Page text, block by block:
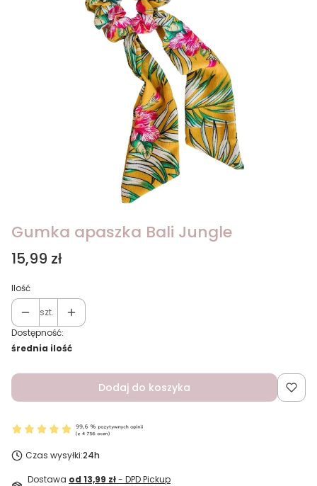
Gumka apaszka Bali Jungle
Cena
15,99 zł
Ilość
szt.
Dostępność:
średnia ilość
Dodaj do koszyka
Czas wysyłki:24h
Dostawa od 13,99 zł- DPD Pickup